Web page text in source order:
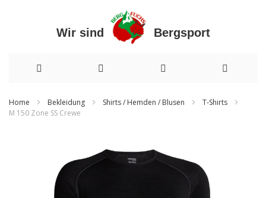
Wir sind Bergsport
zum
Home Bekleidung Shirts / Hemden / Blusen
T-Shirts
M 150 Zone SS Crewe